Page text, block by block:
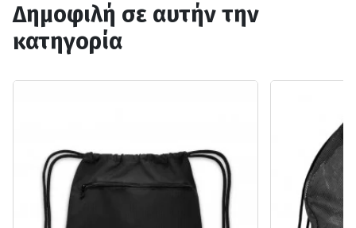
Δημοφιλή σε αυτήν την
κατηγορία